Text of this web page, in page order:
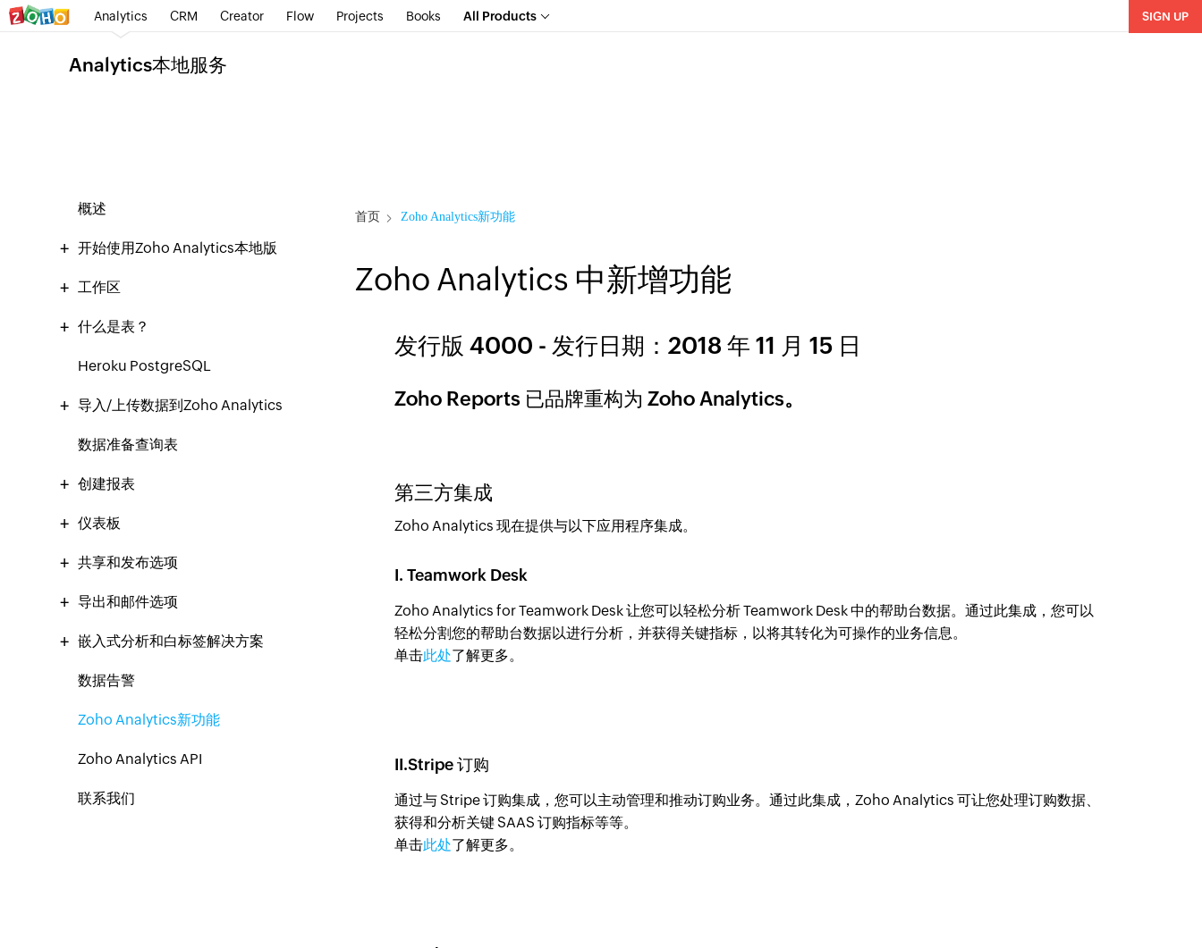
Analytics CRM Creator Flow Projects Books All Products SIGN UP
Analytics本地服务
概述
开始使用Zoho Analytics本地版
工作区
什么是表？
Heroku PostgreSQL
导入/上传数据到Zoho Analytics
数据准备查询表
创建报表
仪表板
共享和发布选项
导出和邮件选项
嵌入式分析和白标签解决方案
数据告警
Zoho Analytics新功能
Zoho Analytics API
联系我们
首页 Zoho Analytics新功能
Zoho Analytics 中新增功能
发行版 4000 - 发行日期：2018 年 11 月 15 日
Zoho Reports 已品牌重构为Zoho Analytics。
第三方集成
Zoho Analytics 现在提供与以下应用程序集成。
I. Teamwork Desk
Zoho Analytics for Teamwork Desk 让您可以轻松分析 Teamwork Desk 中的帮助台数据。通过此集成，您可以
轻松分割您的帮助台数据以进行分析，并获得关键指标，以将其转化为可操作的业务信息。
单击此处了解更多。
II.Stripe 订购
通过与 Stripe 订购集成，您可以主动管理和推动订购业务。通过此集成，Zoho Analytics 可让您处理订购数据、
获得和分析关键 SAAS 订购指标等等。
单击此处了解更多。